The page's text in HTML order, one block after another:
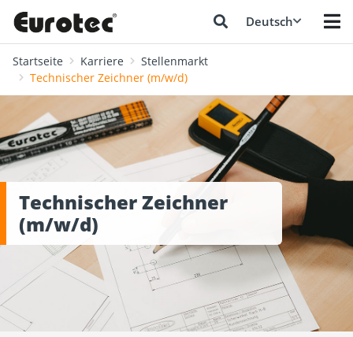
Deutsch
Startseite Karriere
Stellenmarkt
Technischer Zeichner (m/w/d)
Technischer Zeichner
(m/w/d)